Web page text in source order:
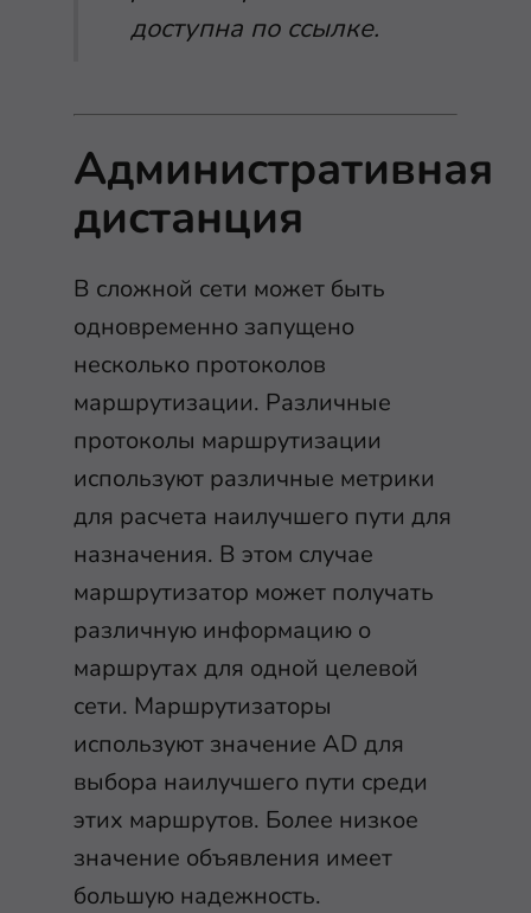
доступна по ссылке.
Административная
дистанция
В сложной сети может быть
одновременно запущено
несколько протоколов
маршрутизации. Различные
протоколы маршрутизации
используют различные метрики
для расчета наилучшего пути для
назначения. В этом случае
маршрутизатор может получать
различную информацию о
маршрутах для одной целевой
сети. Маршрутизаторы
используют значение AD для
выбора наилучшего пути среди
этих маршрутов. Более низкое
значение объявления имеет
большую надежность.